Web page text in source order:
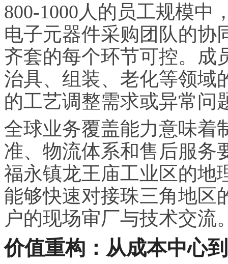
800-1000人的员工规模中
电子元器件采购团队的协
齐套的每个环节可控。成
治具、组装、老化等领域
的工艺调整需求或异常问
全球业务覆盖能力意味着
准、物流体系和售后服务
福永镇龙王庙工业区的地
能够快速对接珠三角地区
户的现场审厂与技术交流
价值重构：从成本中心